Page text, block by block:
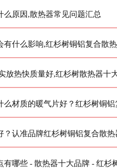
么原因,散热器常见问题汇总
有什么影响,红杉树铜铝复合散
放热快质量好,红杉树散热器十
么材质的暖气片好？红杉树铜
？认准品牌红杉树铜铝复合散
哪些 - 散热器十大品牌 - 红杉